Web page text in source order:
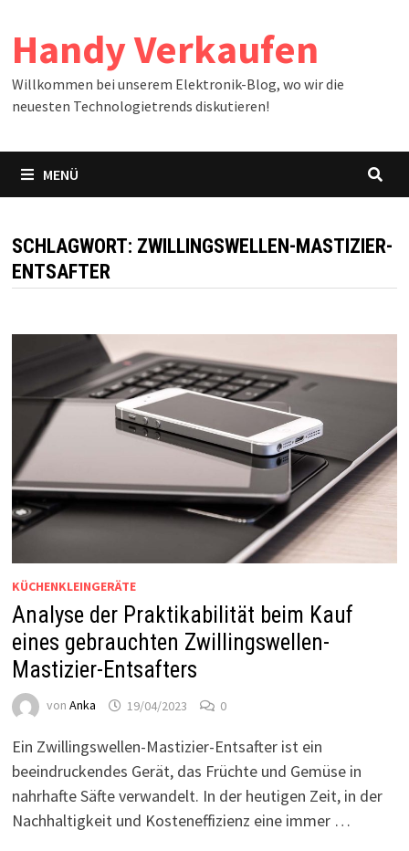
Inhalt
springen
Handy Verkaufen
Willkommen bei unserem Elektronik-Blog, wo wir die
neuesten Technologietrends diskutieren!
MENÜ
SCHLAGWORT: ZWILLINGSWELLEN-MASTIZIER-
ENTSAFTER
KÜCHENKLEINGERÄTE
Analyse der Praktikabilität beim Kauf
eines gebrauchten Zwillingswellen-
Mastizier-Entsafters
von Anka 19/04/2023 0
Ein Zwillingswellen-Mastizier-Entsafter ist ein
beeindruckendes Gerät, das Früchte und Gemüse in
nahrhafte Säfte verwandelt. In der heutigen Zeit, in der
Nachhaltigkeit und Kosteneffizienz eine immer …